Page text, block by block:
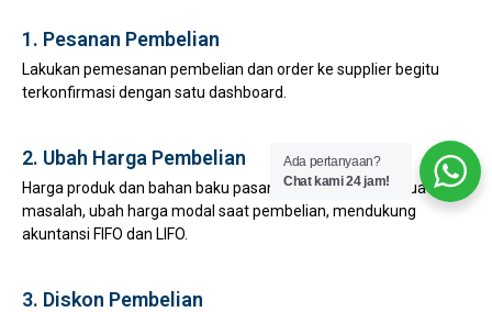
1. Pesanan Pembelian
Lakukan pemesanan pembelian dan order ke supplier begitu
terkonfirmasi dengan satu dashboard.
2. Ubah Harga Pembelian
Harga produk dan bahan baku pasang surut bukan lagi suatu
masalah, ubah harga modal saat pembelian, mendukung
akuntansi FIFO dan LIFO.
3. Diskon Pembelian
Ada pertanyaan?
Chat kami 24 jam!